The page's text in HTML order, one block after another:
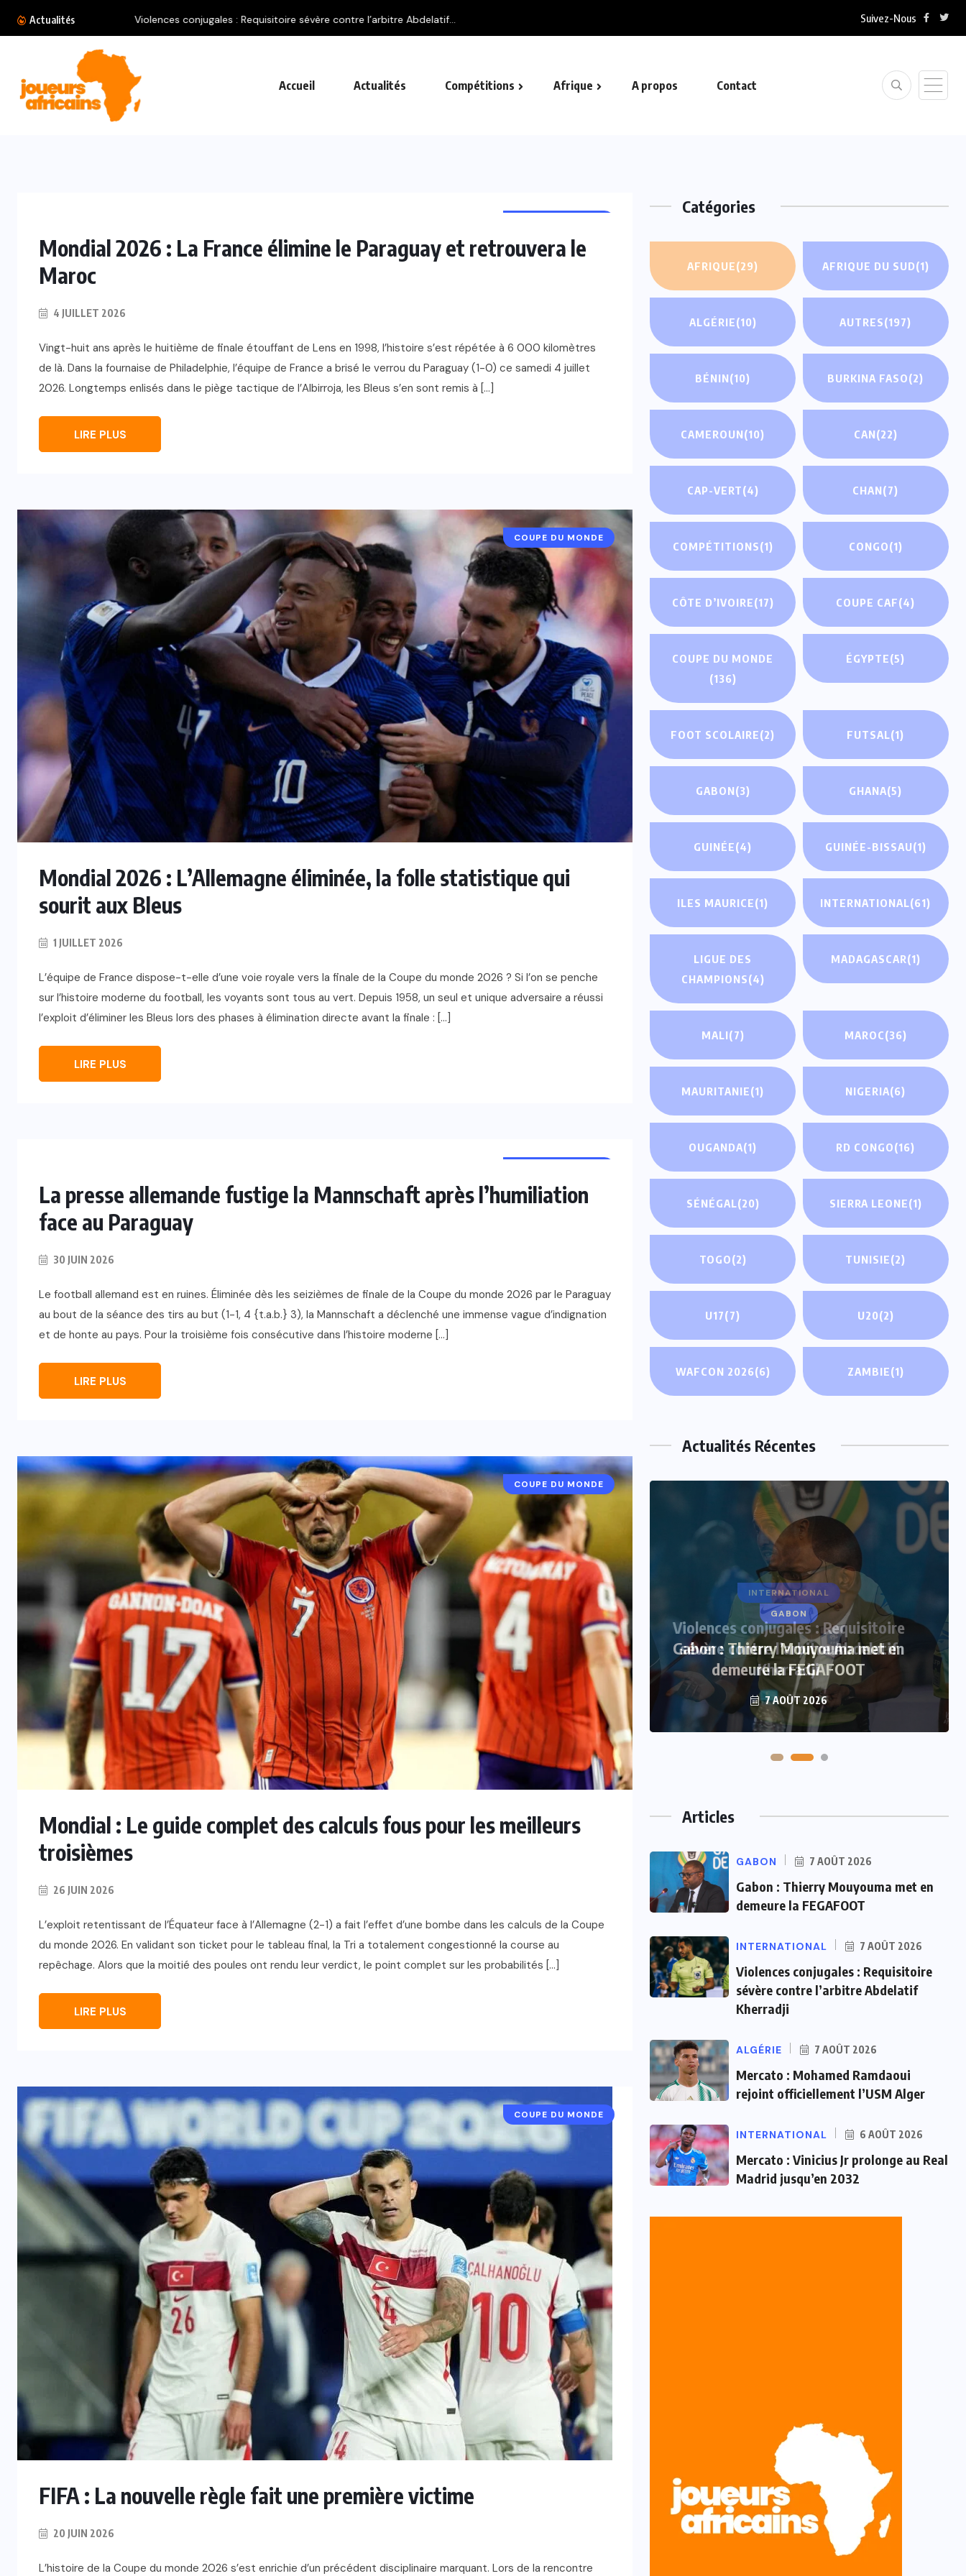
Actualités Violences conjugales : Requisitoire sévère contre l’arbitre Abdelatif... Suivez-Nous
Accueil Actualités Compétitions Afrique A propos Contact
Mondial 2026 : La France élimine le Paraguay et retrouvera le
Maroc
4 JUILLET 2026
Vingt-huit ans après le huitième de finale étouffant de Lens en 1998, l’histoire s’est répétée à 6 000 kilomètres
de là. Dans la fournaise de Philadelphie, l’équipe de France a brisé le verrou du Paraguay (1-0) ce samedi 4 juillet
2026. Longtemps enlisés dans le piège tactique de l’Albirroja, les Bleus s’en sont remis à […]
LIRE PLUS
COUPE DU MONDE
Mondial 2026 : L’Allemagne éliminée, la folle statistique qui
sourit aux Bleus
1 JUILLET 2026
L’équipe de France dispose-t-elle d’une voie royale vers la finale de la Coupe du monde 2026 ? Si l’on se penche
sur l’histoire moderne du football, les voyants sont tous au vert. Depuis 1958, un seul et unique adversaire a réussi
l’exploit d’éliminer les Bleus lors des phases à élimination directe avant la finale : […]
LIRE PLUS
La presse allemande fustige la Mannschaft après l’humiliation
face au Paraguay
30 JUIN 2026
Le football allemand est en ruines. Éliminée dès les seizièmes de finale de la Coupe du monde 2026 par le Paraguay
au bout de la séance des tirs au but (1-1, 4 {t.a.b.} 3), la Mannschaft a déclenché une immense vague d’indignation
et de honte au pays. Pour la troisième fois consécutive dans l’histoire moderne […]
LIRE PLUS
COUPE DU MONDE
Mondial : Le guide complet des calculs fous pour les meilleurs
troisièmes
26 JUIN 2026
L’exploit retentissant de l’Équateur face à l’Allemagne (2-1) a fait l’effet d’une bombe dans les calculs de la Coupe
du monde 2026. En validant son ticket pour le tableau final, la Tri a totalement congestionné la course au
repêchage. Alors que la moitié des poules ont rendu leur verdict, le point complet sur les probabilités […]
LIRE PLUS
COUPE DU MONDE
FIFA : La nouvelle règle fait une première victime
20 JUIN 2026
L’histoire de la Coupe du monde 2026 s’est enrichie d’un précédent disciplinaire marquant. Lors de la rencontre
Catégories
AFRIQUE(29) AFRIQUE DU SUD(1)
ALGÉRIE(10) AUTRES(197)
BÉNIN(10) BURKINA FASO(2)
CAMEROUN(10) CAN(22)
CAP-VERT(4) CHAN(7)
COMPÉTITIONS(1) CONGO(1)
CÔTE D’IVOIRE(17) COUPE CAF(4)
COUPE DU MONDE
(136)
ÉGYPTE(5)
FOOT SCOLAIRE(2) FUTSAL(1)
GABON(3) GHANA(5)
GUINÉE(4) GUINÉE-BISSAU(1)
ILES MAURICE(1) INTERNATIONAL(61)
LIGUE DES
CHAMPIONS(4)
MADAGASCAR(1)
MALI(7) MAROC(36)
MAURITANIE(1) NIGERIA(6)
OUGANDA(1) RD CONGO(16)
SÉNÉGAL(20) SIERRA LEONE(1)
TOGO(2) TUNISIE(2)
U17(7) U20(2)
WAFCON 2026(6) ZAMBIE(1)
Actualités Récentes
ALGÉRIE
Mercato : Mohamed Ramdaoui
rejoint officiellement l’USM Alger
7 AOÛT 2026
GABON
Gabon : Thierry Mouyouma met en
demeure la FEGAFOOT
7 AOÛT 2026
INTERNATIONAL
Violences conjugales : Requisitoire
sévère contre l’arbitre Abdelatif
Kherradji
7 AOÛT 2026
Articles
GABON 7 AOÛT 2026
Gabon : Thierry Mouyouma met en
demeure la FEGAFOOT
INTERNATIONAL 7 AOÛT 2026
Violences conjugales : Requisitoire
sévère contre l’arbitre Abdelatif
Kherradji
ALGÉRIE 7 AOÛT 2026
Mercato : Mohamed Ramdaoui
rejoint officiellement l’USM Alger
INTERNATIONAL 6 AOÛT 2026
Mercato : Vinicius Jr prolonge au Real
Madrid jusqu’en 2032